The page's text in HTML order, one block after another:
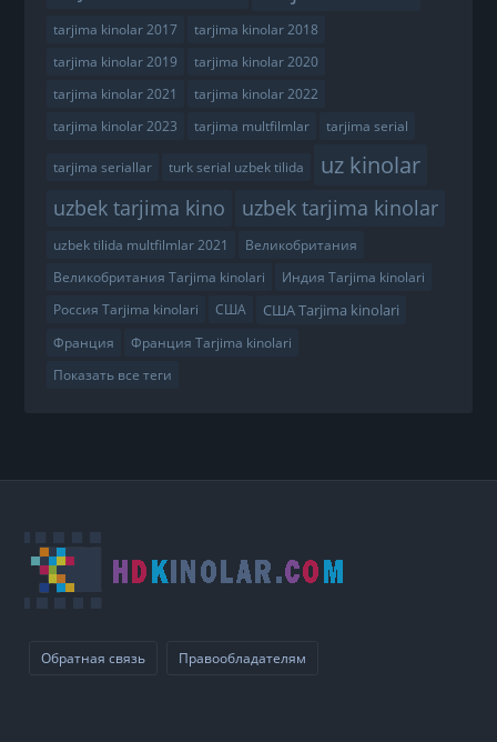
tarjima kinolar 2017
tarjima kinolar 2018
tarjima kinolar 2019
tarjima kinolar 2020
tarjima kinolar 2021
tarjima kinolar 2022
tarjima kinolar 2023
tarjima multfilmlar tarjima serial
tarjima seriallar turk serial uzbek tilida uz kinolar
uzbek tarjima kino uzbek tarjima kinolar
uzbek tilida multfilmlar 2021
Великобритания
Великобритания Tarjima kinolari
Индия Tarjima kinolari
Россия Tarjima kinolari
США США Tarjima kinolari
Франция
Франция Tarjima kinolari
Показать все теги
Обратная связь Правообладателям